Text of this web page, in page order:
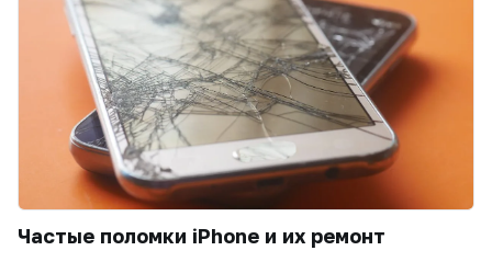
Частые поломки iPhone и их ремонт